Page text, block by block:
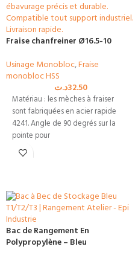
Fraise chanfreiner Ø16.5-10
Usinage Monobloc,Fraise
monobloc HSS
32.50د.ت
Matériau : les mèches à fraiser
sont fabriquées en acier rapide
4241. Angle de 90 degrés sur la
pointe pour
Bac de Rangement En
Polypropylène – Bleu